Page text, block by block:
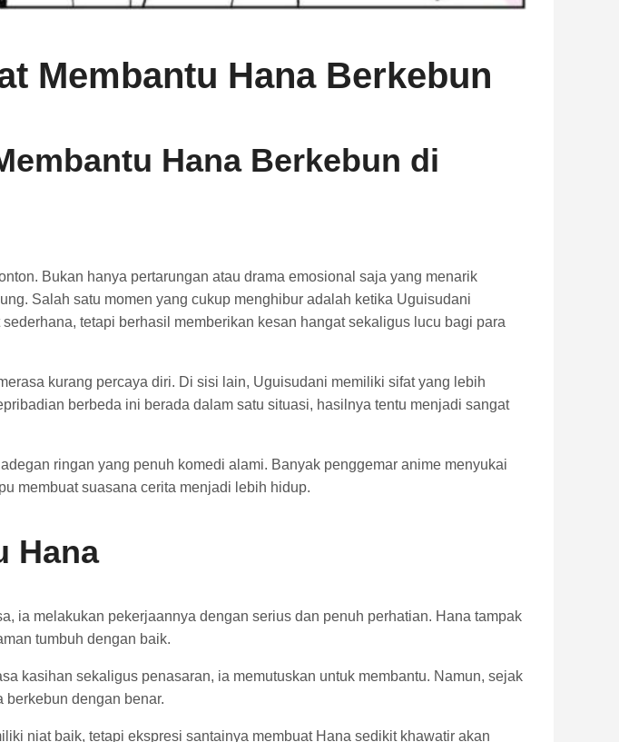
Membantu Hana Berkebun
Hana Berkebun di
Bukan hanya pertarungan atau drama emosional saja yang menarik
Salah satu momen yang cukup menghibur adalah ketika Uguisudani
tetapi berhasil memberikan kesan hangat sekaligus lucu bagi para
kurang percaya diri. Di sisi lain, Uguisudani memiliki sifat yang lebih
berbeda ini berada dalam satu situasi, hasilnya tentu menjadi sangat
ringan yang penuh komedi alami. Banyak penggemar anime menyukai
membuat suasana cerita menjadi lebih hidup.
Hana
ia melakukan pekerjaannya dengan serius dan penuh perhatian. Hana tampak
tumbuh dengan baik.
kasihan sekaligus penasaran, ia memutuskan untuk membantu. Namun, sejak
dengan benar.
niat baik, tetapi ekspresi santainya membuat Hana sedikit khawatir akan